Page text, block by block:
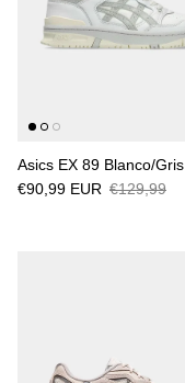
Asics EX 89 Blanco/Gris
€90,99 EUR €129,99